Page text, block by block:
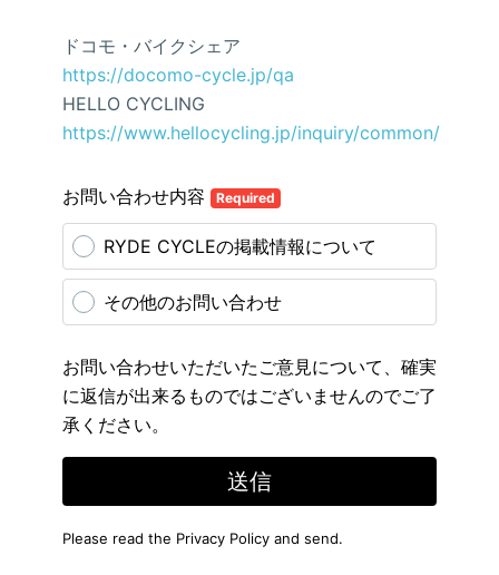
ドコモ・バイクシェア
https://docomo-cycle.jp/qa
HELLO CYCLING
https://www.hellocycling.jp/inquiry/common/
お問い合わせ内容 Required
RYDE CYCLEの掲載情報について
その他のお問い合わせ
お問い合わせいただいたご意見について、確実
に返信が出来るものではございませんのでご了
承ください。
送信
Please read the Privacy Policy and send.